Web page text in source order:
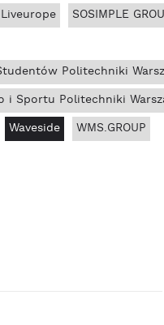
Liveurope
SOSIMPLE
Politechniki
i Sportu Politechniki
Waveside
WMS.GROUP